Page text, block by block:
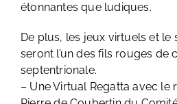
étonnantes que ludiques.
De plus, les jeux virtuels et
seront l’un des fils rouges de
septentrionale.
– Une Virtual Regatta avec le